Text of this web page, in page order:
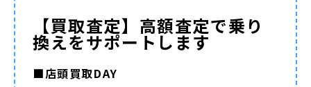
【買取査定】高額査定で乗り
換えをサポートします
■店頭買取DAY